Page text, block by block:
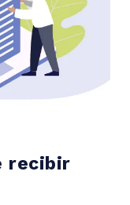
recibir